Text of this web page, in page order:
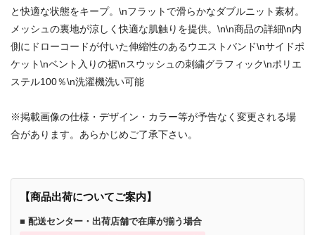
と快適な状態をキープ。\nフラットで滑らかなダブルニット素材。
メッシュの裏地が涼しく快適な肌触りを提供。\n\n商品の詳細\n内
側にドローコードが付いた伸縮性のあるウエストバンド\nサイドポ
ケット\nベント入りの裾\nスウッシュの刺繍グラフィック\nポリエ
ステル100％\n洗濯機洗い可能
※掲載画像の仕様・デザイン・カラー等が予告なく変更される場
合があります。あらかじめご了承下さい。
【商品出荷についてご案内】
■ 配送センター・出荷店舗で在庫が揃う場合